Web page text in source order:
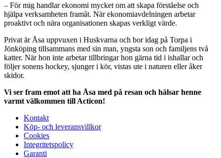
– För mig handlar ekonomi mycket om att skapa förståelse och
hjälpa verksamheten framåt. När ekonomiavdelningen arbetar
proaktivt och nära organisationen skapas verkligt värde.
Privat är Åsa uppvuxen i Huskvarna och bor idag på Torpa i
Jönköping tillsammans med sin man, yngsta son och familjens två
katter. När hon inte arbetar tillbringar hon gärna tid i ishallar och
följer sonens hockey, sjunger i kör, vistas ute i naturen eller åker
skidor.
Vi ser fram emot att ha Åsa med på resan och hälsar henne
varmt välkommen till Acticon!
Kontakt
Köp- och leveransvillkor
Cookies
Integritetspolicy
Garanti